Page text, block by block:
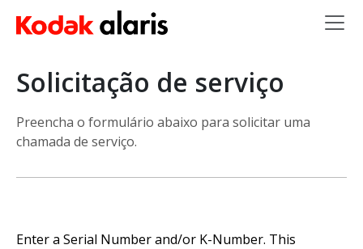
Skip to main content
Solicitação de serviço
Preencha o formulário abaixo para solicitar uma
chamada de serviço.
Enter a Serial Number and/or K-Number. This